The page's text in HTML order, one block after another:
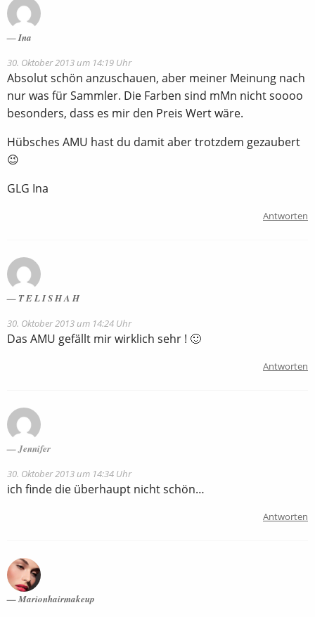
Ina
30. Oktober 2013 um 14:19 Uhr
Absolut schön anzuschauen, aber meiner Meinung nach
nur was für Sammler. Die Farben sind mMn nicht soooo
besonders, dass es mir den Preis Wert wäre.
Hübsches AMU hast du damit aber trotzdem gezaubert
😉
GLG Ina
Antworten
T E L I S H A H
30. Oktober 2013 um 14:24 Uhr
Das AMU gefällt mir wirklich sehr ! 🙂
Antworten
Jennifer
30. Oktober 2013 um 14:34 Uhr
ich finde die überhaupt nicht schön…
Antworten
Marionhairmakeup